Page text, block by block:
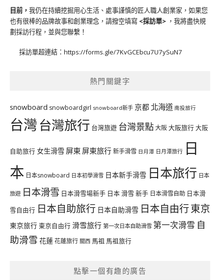
目前， 我仍在持續挖掘用心生活、處事謹慎的匠人職人創業家，如果您
也有很棒的品牌故事和創業理念，請撥空填寫 <採訪單> ，我將盡快規
劃採訪行程，並與您聯繫！
採訪單超連結： https://forms.gle/7KvGCEbcu7U7ySuN7
熱門關鍵字
snowboard snowboardgirl snowboard新手 京都 北海道 南投旅行
台灣台灣旅行 台灣旅遊 台灣景點大阪大阪旅行大阪
自助旅行 女生滑雪 屏東 屏東旅行新手滑雪 日月潭 日月潭旅行 日
本 日本snowboard 日本初學滑雪 日本新手滑雪 日本旅行 日本
旅遊 日本滑雪 日本滑雪場新手 日本 滑雪 新手 日本滑雪自助 日本滑
雪自由行 日本自助旅行 日本自助滑雪 日本自由行東京
東京旅行 東京自由行 滑雪旅行 第一次日本自助滑雪 第一次滑雪 自
助滑雪 花蓮花蓮旅行 關西 馬祖 馬祖旅行
點擊一個有趣的廣告